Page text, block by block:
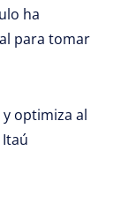
ha
para tomar
optimiza al